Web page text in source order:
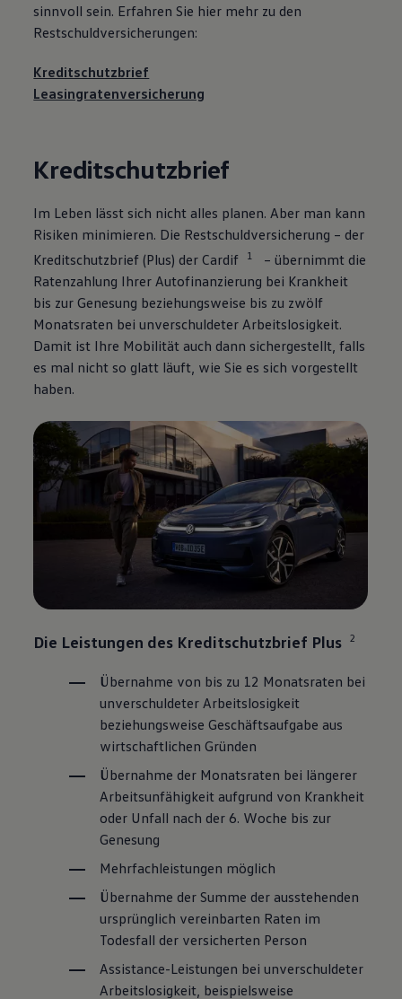
sinnvoll sein. Erfahren Sie hier mehr zu den
Restschuldversicherungen:
Kreditschutzbrief
Leasingratenversicherung
Kreditschutzbrief
Im Leben lässt sich nicht alles planen. Aber man kann
Risiken minimieren. Die Restschuldversicherung – der
Kreditschutzbrief (Plus) der Cardif
1
– übernimmt die
Ratenzahlung Ihrer Autofinanzierung bei Krankheit
bis zur Genesung beziehungsweise bis zu zwölf
Monatsraten bei unverschuldeter Arbeitslosigkeit.
Damit ist Ihre Mobilität auch dann sichergestellt, falls
es mal nicht so glatt läuft, wie Sie es sich vorgestellt
haben.
Die Leistungen des Kreditschutzbrief Plus 2
Übernahme von bis zu 12 Monatsraten bei
unverschuldeter Arbeitslosigkeit
beziehungsweise Geschäftsaufgabe aus
wirtschaftlichen Gründen
Übernahme der Monatsraten bei längerer
Arbeitsunfähigkeit aufgrund von Krankheit
oder Unfall nach der 6. Woche bis zur
Genesung
Mehrfachleistungen möglich
Übernahme der Summe der ausstehenden
ursprünglich vereinbarten Raten im
Todesfall der versicherten Person
Assistance-Leistungen bei unverschuldeter
Arbeitslosigkeit, beispielsweise